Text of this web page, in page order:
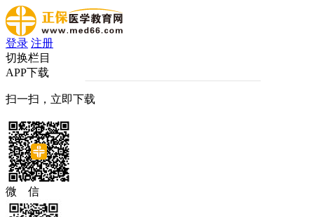
登录 注册
切换栏目
APP下载
扫一扫，立即下载
微 信